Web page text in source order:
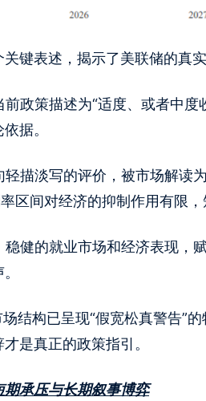
键表述，揭示了美联储的真实
前政策描述为“适度、或者中
据。
轻描淡写的评价，被市场解读
区间对经济的抑制作用有限，
稳健的就业市场和经济表现，
结构已呈现“假宽松真警告”
是真正的政策指引。
承压与长期叙事博弈